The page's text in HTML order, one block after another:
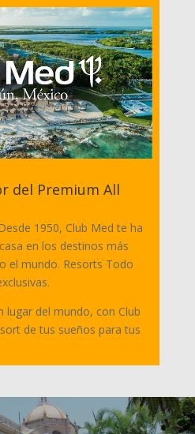
del Premium All
1950, Club Med te ha
en los destinos más
el mundo. Resorts Todo
lugar del mundo, con Club
de tus sueños para tus